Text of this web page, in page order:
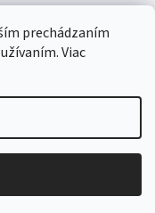
prechádzaním
Viac
práva vyhradené.